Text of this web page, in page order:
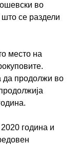
во
се раздели
место на
да продолжи во
година и